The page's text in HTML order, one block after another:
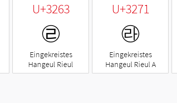
U+3263
㉣
Eingekreistes
Hangeul Rieul
U+3271
㉱
Eingekreistes
Hangeul Rieul A